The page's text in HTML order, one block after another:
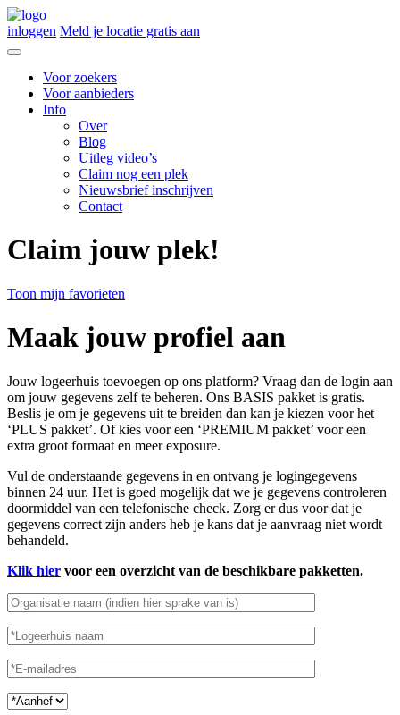
inloggen Meld je locatie gratis aan
Voor zoekers
Voor aanbieders
Info
Over
Blog
Uitleg video’s
Claim nog een plek
Nieuwsbrief inschrijven
Contact
Claim jouw plek!
Toon mijn favorieten
Maak jouw profiel aan
Jouw logeerhuis toevoegen op ons platform? Vraag dan de login aan
om jouw gegevens zelf te beheren. Ons BASIS pakket is gratis.
Beslis je om je gegevens uit te breiden dan kan je kiezen voor het
‘PLUS pakket’. Of kies voor een ‘PREMIUM pakket’ voor een
extra groot formaat en meer exposure.
Vul de onderstaande gegevens in en ontvang je logingegevens
binnen 24 uur. Het is goed mogelijk dat we je gegevens controleren
doormiddel van een telefonische check. Zorg er dus voor dat je
gegevens correct zijn anders heb je kans dat je aanvraag niet wordt
behandeld.
Klik hier voor een overzicht van de beschikbare pakketten.